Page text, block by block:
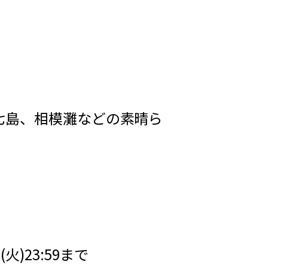
、相模灘などの素晴ら
火)23:59まで